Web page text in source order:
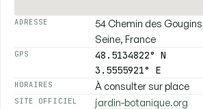
ADRESSE
54 Chemin des
Seine, France
GPS
48.5134822° N
3.5555921° E
HORAIRES À consulter sur place
SITE OFFICIEL jardin-botanique.org